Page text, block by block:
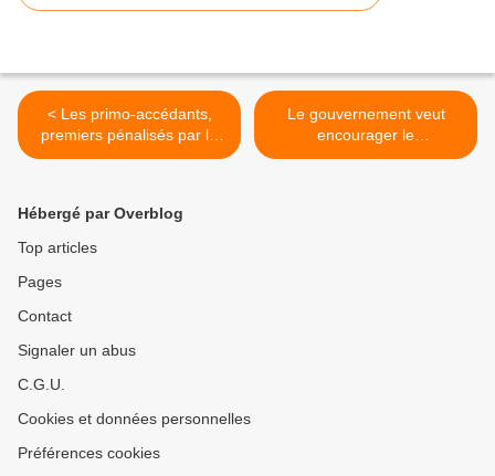
< Les primo-accédants,
premiers pénalisés par la
crise de l'énergie face au
Le gouvernement veut
encourager le
développement du
Hébergé par Overblog
Top articles
Pages
Contact
Signaler un abus
C.G.U.
Cookies et données personnelles
Préférences cookies